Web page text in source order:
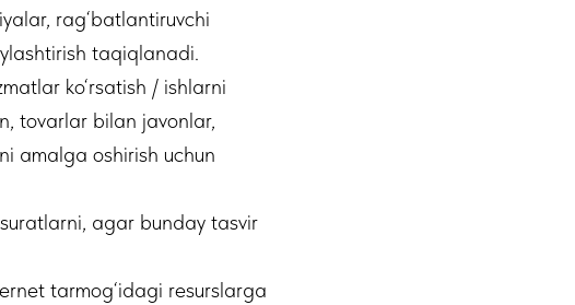
rag‘batlantiruvchi
taqiqlanadi.
ko‘rsatish / ishlarni
tovarlar bilan javonlar,
amalga oshirish uchun
agar bunday tasvir
tarmog‘idagi resurslarga